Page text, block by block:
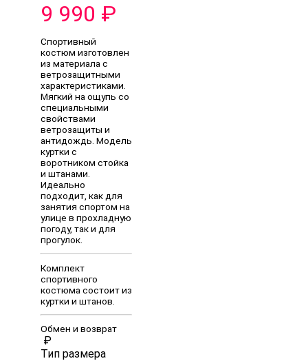
9 990 ₽
Спортивный
костюм изготовлен
из материала с
ветрозащитными
характеристиками.
Мягкий на ощупь со
специальными
свойствами
ветрозащиты и
антидождь. Модель
куртки с
воротником стойка
и штанами.
Идеально
подходит, как для
занятия спортом на
улице в прохладную
погоду, так и для
прогулок.
Комплект
спортивного
костюма состоит из
куртки и штанов.
Обмен и возврат
₽
Тип размера